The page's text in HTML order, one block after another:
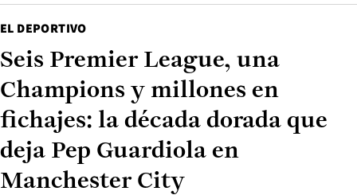
EL DEPORTIVO
Seis Premier League, una
Champions y millones en
fichajes: la década dorada que
deja Pep Guardiola en
Manchester City